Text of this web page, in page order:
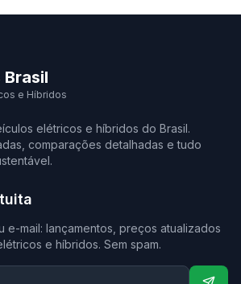
e Híbridos
elétricos e híbridos do Brasil.
comparações detalhadas e tudo
e-mail: lançamentos, preços atualizados
e híbridos. Sem spam.